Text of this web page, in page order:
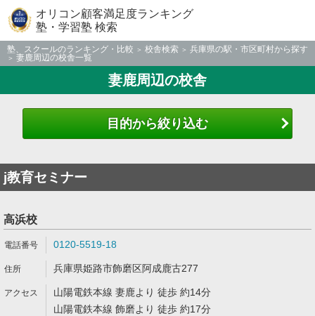
オリコン顧客満足度ランキング
塾・学習塾 検索
塾、スクールのランキング・比較 校舎検索
兵庫県の駅・市区町村から探す
妻鹿周辺の校舎一覧
妻鹿周辺の校舎
目的から絞り込む
j教育セミナー
高浜校
0120-5519-18
兵庫県姫路市飾磨区阿成鹿古277
山陽電鉄本線 妻鹿より 徒歩 約14分
山陽電鉄本線 飾磨より 徒歩 約17分